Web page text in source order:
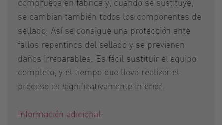
se cambian también todos los componentes de
sellado. Así se consigue una protección ante
fallos repentinos del sellado y se previenen
daños irreparables. Es fácil sustituir el equipo
completo, y el tiempo que lleva realizar el
proceso es significativamente inferior.
Información adicional: